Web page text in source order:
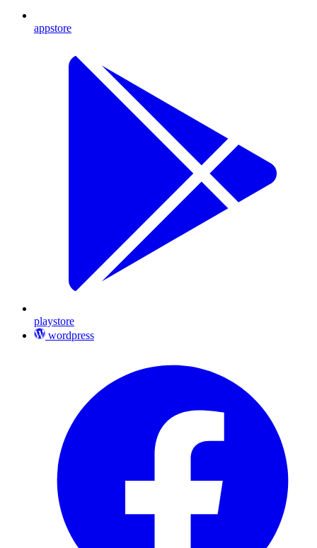
appstore
playstore
wordpress